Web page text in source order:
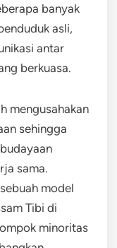
banyak
asli,
antar
berkuasa.
mengusahakan
sehingga
sama.
model
Tibi di
minoritas